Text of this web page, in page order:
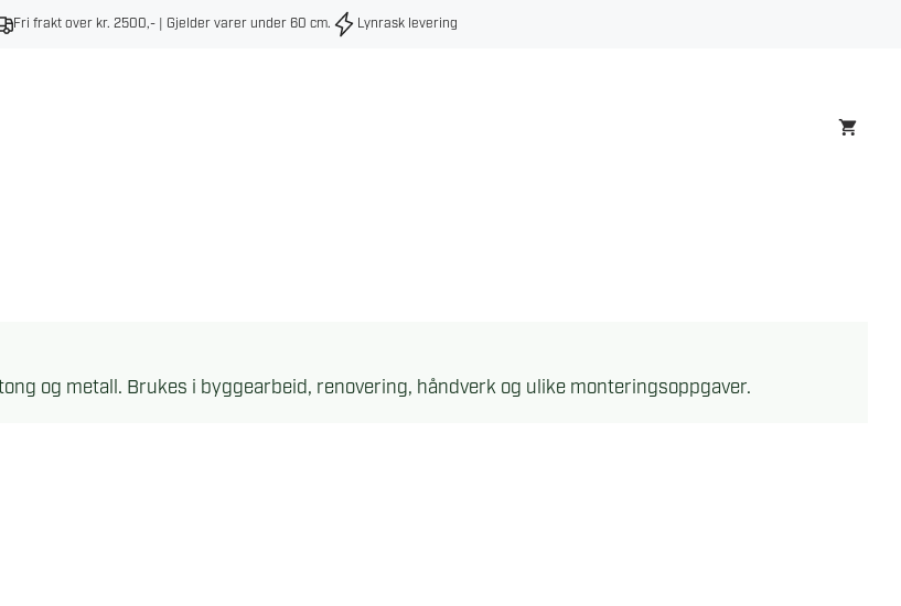
Fri frakt over kr. 2500,- | Gjelder varer under 60 cm. Lynrask levering
og metall. Brukes i byggearbeid, renovering, håndverk og ulike monteringsoppgaver.